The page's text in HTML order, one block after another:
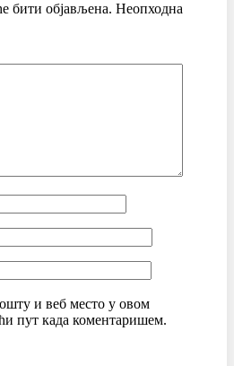
бити објављена. Неопходна
и веб место у овом
пут када коментаришем.